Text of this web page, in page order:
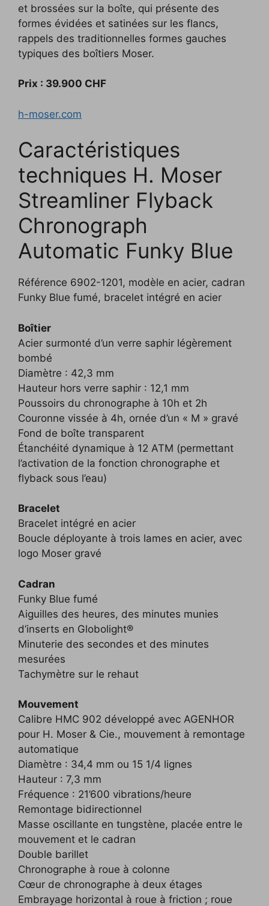
et brossées sur la boîte, qui présente des
formes évidées et satinées sur les flancs,
rappels des traditionnelles formes gauches
typiques des boîtiers Moser.
Prix : 39.900 CHF
h-moser.com
Caractéristiques
techniques H. Moser
Streamliner Flyback
Chronograph
Automatic Funky Blue
Référence 6902-1201, modèle en acier, cadran
Funky Blue fumé, bracelet intégré en acier
Boîtier
Acier surmonté d’un verre saphir légèrement
bombé
Diamètre : 42,3 mm
Hauteur hors verre saphir : 12,1 mm
Poussoirs du chronographe à 10h et 2h
Couronne vissée à 4h, ornée d’un « M » gravé
Fond de boîte transparent
Étanchéité dynamique à 12 ATM (permettant
l’activation de la fonction chronographe et
flyback sous l’eau)
Bracelet
Bracelet intégré en acier
Boucle déployante à trois lames en acier, avec
logo Moser gravé
Cadran
Funky Blue fumé
Aiguilles des heures, des minutes munies
d’inserts en Globolight®
Minuterie des secondes et des minutes
mesurées
Tachymètre sur le rehaut
Mouvement
Calibre HMC 902 développé avec AGENHOR
pour H. Moser & Cie., mouvement à remontage
automatique
Diamètre : 34,4 mm ou 15 1/4 lignes
Hauteur : 7,3 mm
Fréquence : 21’600 vibrations/heure
Remontage bidirectionnel
Masse oscillante en tungstène, placée entre le
mouvement et le cadran
Double barillet
Chronographe à roue à colonne
Cœur de chronographe à deux étages
Embrayage horizontal à roue à friction ; roue